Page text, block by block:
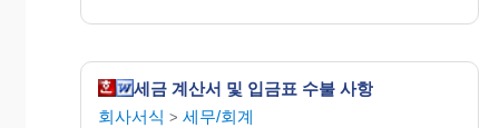
세금 계산서 및 입금표 수불 사항
회사서식 > 세무/회계